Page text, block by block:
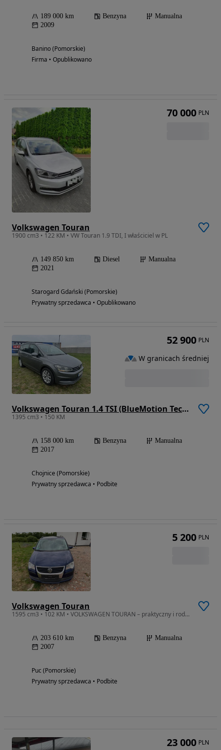
189 000 km Benzyna
Manualna
2009
Banino (Pomorskie)
Firma • Opublikowano
Volkswagen Touran
1900 cm3 • 122 KM • VW Touran 1.9 TDI, I właściciel w PL
149 850 km Diesel
Manualna
2021
Starogard Gdański (Pomorskie)
Prywatny sprzedawca • Opublikowano
70 000 PLN
Volkswagen Touran 1.4 TSI (BlueMotion Technology) Comfortline
1395 cm3 • 150 KM
158 000 km Benzyna
Manualna
2017
Chojnice (Pomorskie)
Prywatny sprzedawca • Podbite
52 900 PLN
W granicach średniej
Volkswagen Touran
1595 cm3 • 102 KM • VOLKSWAGEN TOURAN – praktyczny i rodzinny samochód w dobrym stanie
203 610 km Benzyna
Manualna
2007
Puc (Pomorskie)
Prywatny sprzedawca • Podbite
5 200 PLN
23 000 PLN